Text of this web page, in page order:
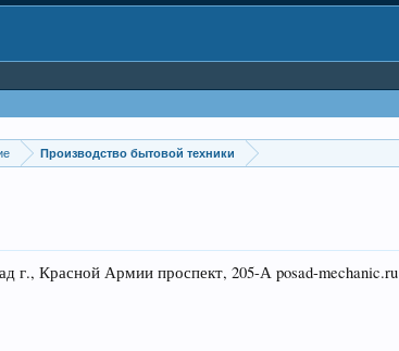
Производство бытовой техники
Красной Армии проспект, 205-А posad-mechanic.ru